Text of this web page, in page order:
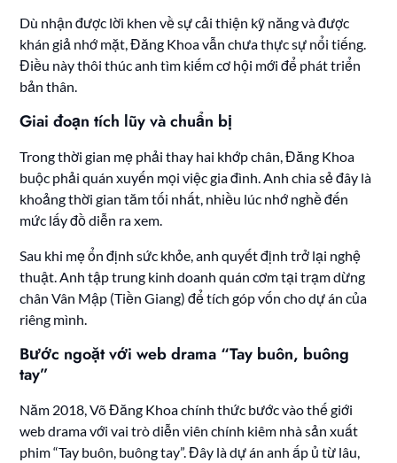
Dù nhận được lời khen về sự cải thiện kỹ năng và được
khán giả nhớ mặt, Đăng Khoa vẫn chưa thực sự nổi tiếng.
Điều này thôi thúc anh tìm kiếm cơ hội mới để phát triển
bản thân.
Giai đoạn tích lũy và chuẩn bị
Trong thời gian mẹ phải thay hai khớp chân, Đăng Khoa
buộc phải quán xuyến mọi việc gia đình. Anh chia sẻ đây là
khoảng thời gian tăm tối nhất, nhiều lúc nhớ nghề đến
mức lấy đồ diễn ra xem.
Sau khi mẹ ổn định sức khỏe, anh quyết định trở lại nghệ
thuật. Anh tập trung kinh doanh quán cơm tại trạm dừng
chân Vân Mập (Tiền Giang) để tích góp vốn cho dự án của
riêng mình.
Bước ngoặt với web drama “Tay buôn, buông
tay”
Năm 2018, Võ Đăng Khoa chính thức bước vào thế giới
web drama với vai trò diễn viên chính kiêm nhà sản xuất
phim “Tay buôn, buông tay”. Đây là dự án anh ấp ủ từ lâu,